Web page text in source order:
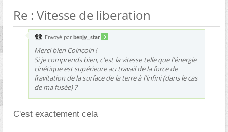
Re : Vitesse de liberation
Envoyé par benjy_star
Merci bien Coincoin !
Si je comprends bien, c'est la vitesse telle que l'énergie
cinétique est supérieure au travail de la force de
fravitation de la surface de la terre à l'infini (dans le cas
de ma fusée) ?
C'est exactement cela